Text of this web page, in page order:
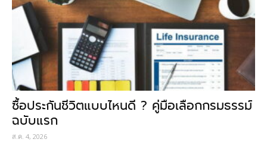
ซื้อประกันชีวิตแบบไหนดี ? คู่มือเลือกกรมธรรม์
ฉบับแรก
ส.ค. 4, 2026